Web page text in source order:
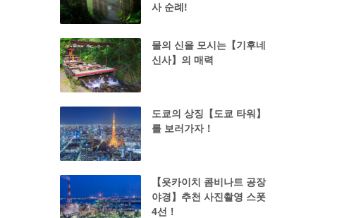
사 순례!
물의 신을 모시는【기후네
신사】의 매력
도쿄의 상징【도쿄 타워】
를 보러가자！
【욧카이치 콤비나트 공장
야경】추천 사진촬영 스폿
4선！